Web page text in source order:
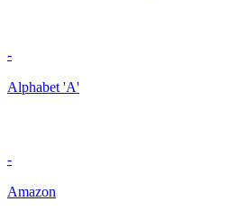
-
Alphabet 'A'
-
Amazon